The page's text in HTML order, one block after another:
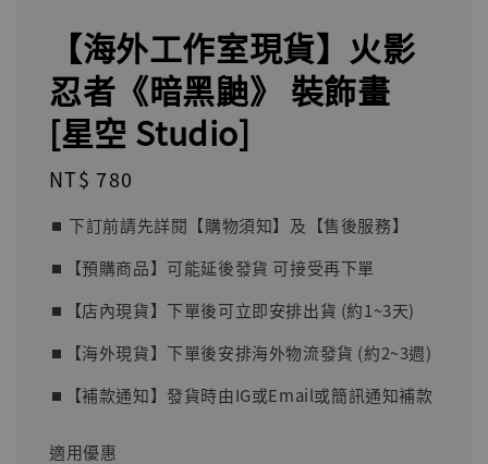
【海外工作室現貨】火影
忍者《暗黑鼬》 裝飾畫
[星空 Studio]
Regular
NT$ 780
⏹︎ 下訂前請先詳閱【購物須知】及【售後服務】
⏹︎【預購商品】可能延後發貨 可接受再下單
⏹︎【店內現貨】下單後可立即安排出貨 (約1~3天)
⏹︎【海外現貨】下單後安排海外物流發貨 (約2~3週)
⏹︎【補款通知】發貨時由IG或Email或簡訊通知補款
適用優惠